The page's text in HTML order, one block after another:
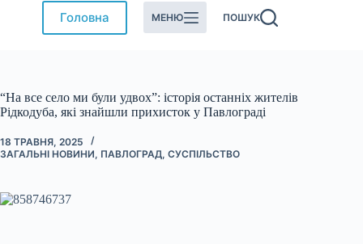
Головна МЕНЮ ПОШУК
“На все село ми були удвох”: історія останніх жителів
Рідкодуба, які знайшли прихисток у Павлограді
18 ТРАВНЯ, 2025
ЗАГАЛЬНІ НОВИНИ, ПАВЛОГРАД, СУСПІЛЬСТВО